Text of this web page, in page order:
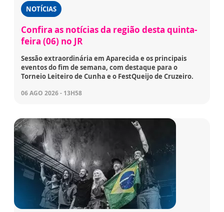
NOTÍCIAS
Confira as notícias da região desta quinta-
feira (06) no JR
Sessão extraordinária em Aparecida e os principais
eventos do fim de semana, com destaque para o
Torneio Leiteiro de Cunha e o FestQueijo de Cruzeiro.
06 AGO 2026 - 13H58